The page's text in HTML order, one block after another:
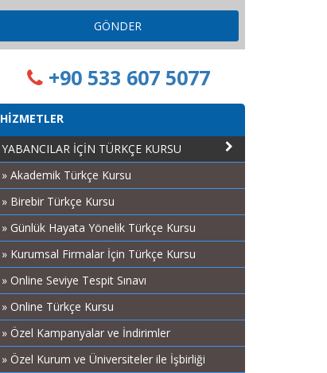
GÖNDER
+90 533 607 5077
HİZMETLER
YABANCILAR İÇİN TÜRKÇE KURSU
» Akademik Türkçe Kursu
» Birebir Türkçe Kursu
» Günlük Hayata Yönelik Türkçe Kursu
» Kurumsal Firmalar İçin Türkçe Kursu
» Online Seviye Tespit Sınavı
» Online Türkçe Kursu
» Özel Kampanyalar ve İndirimler
» Özel Kurum ve Üniversiteler ile İşbirliği